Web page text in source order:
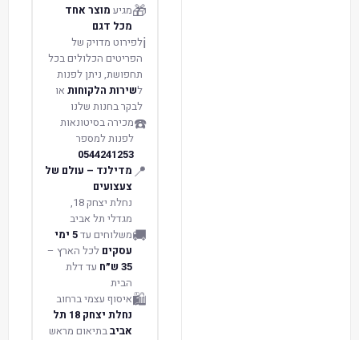
🎁מגיע מוצר אחד
מכל דגם
ℹ️לפירוט מדויק של
הפריטים הכלולים בכל
תחפושת, ניתן לפנות
לשירות הלקוחות או
לבקר בחנות שלנו
☎️מכירה בסיטונאות
לפנות למספר
0544241253
📍 מדילנד – עולם של
צעצועים
נחלת יצחק 18,
מגדלי תל אביב
🚚משלוחים עד 5 ימי
עסקים לכל הארץ –
35 ש״ח
עד דלת
הבית
🛍️איסוף עצמי ברחוב
נחלת יצחק 18 תל
אביבבתיאום מראש